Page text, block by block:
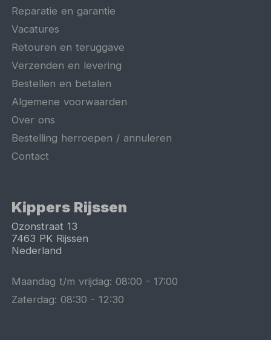
Reparatie en garantie
Vacatures
Retouren en teruggave
Verzenden en levering
Bestellen en betalen
Algemene voorwaarden
Over ons
Bestelling herroepen / annuleren
Contact
Kippers Rijssen
Ozonstraat 13
7463 PK Rijssen
Nederland
Maandag t/m vrijdag:08:00 -17:00
Zaterdag:08:30 -12:30